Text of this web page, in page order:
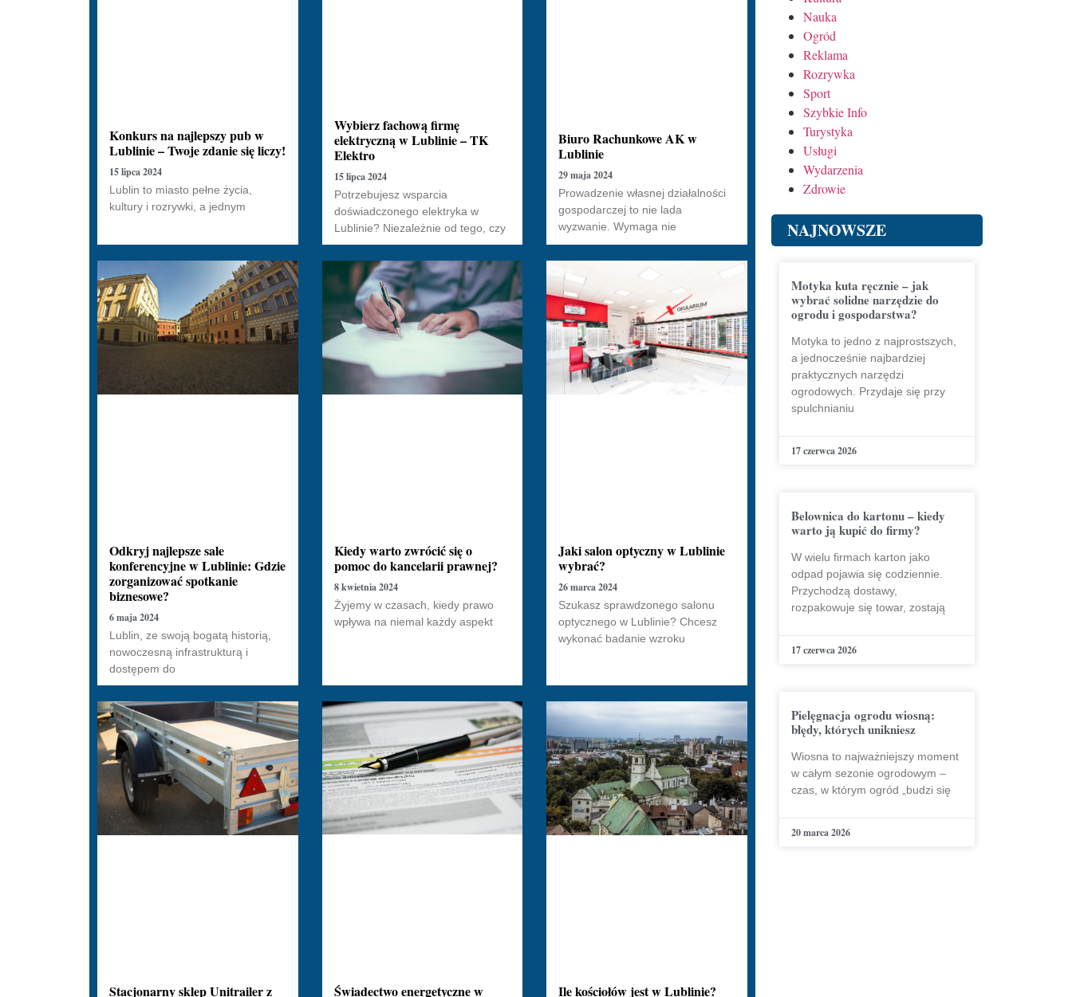
Konkurs na najlepszy pub w
Lublinie – Twoje zdanie się liczy!
15 lipca 2024
Lublin to miasto pełne życia,
kultury i rozrywki, a jednym
Wybierz fachową firmę
elektryczną w Lublinie – TK
Elektro
15 lipca 2024
Potrzebujesz wsparcia
doświadczonego elektryka w
Lublinie? Niezależnie od tego, czy
Biuro Rachunkowe AK w
Lublinie
29 maja 2024
Prowadzenie własnej działalności
gospodarczej to nie lada
wyzwanie. Wymaga nie
Odkryj najlepsze sale
konferencyjne w Lublinie: Gdzie
zorganizować spotkanie
biznesowe?
6 maja 2024
Lublin, ze swoją bogatą historią,
nowoczesną infrastrukturą i
dostępem do
Kiedy warto zwrócić się o
pomoc do kancelarii prawnej?
8 kwietnia 2024
Żyjemy w czasach, kiedy prawo
wpływa na niemal każdy aspekt
Jaki salon optyczny w Lublinie
wybrać?
26 marca 2024
Szukasz sprawdzonego salonu
optycznego w Lublinie? Chcesz
wykonać badanie wzroku
Stacjonarny sklep Unitrailer z
Świadectwo energetyczne w
Ile kościołów jest w Lublinie?
Nauka
Ogród
Reklama
Rozrywka
Sport
Szybkie Info
Turystyka
Usługi
Wydarzenia
Zdrowie
NAJNOWSZE
Motyka kuta ręcznie – jak
wybrać solidne narzędzie do
ogrodu i gospodarstwa?
Motyka to jedno z najprostszych,
a jednocześnie najbardziej
praktycznych narzędzi
ogrodowych. Przydaje się przy
spulchnianiu
17 czerwca 2026
Belownica do kartonu – kiedy
warto ją kupić do firmy?
W wielu firmach karton jako
odpad pojawia się codziennie.
Przychodzą dostawy,
rozpakowuje się towar, zostają
17 czerwca 2026
Pielęgnacja ogrodu wiosną:
błędy, których unikniesz
Wiosna to najważniejszy moment
w całym sezonie ogrodowym –
czas, w którym ogród „budzi się
20 marca 2026